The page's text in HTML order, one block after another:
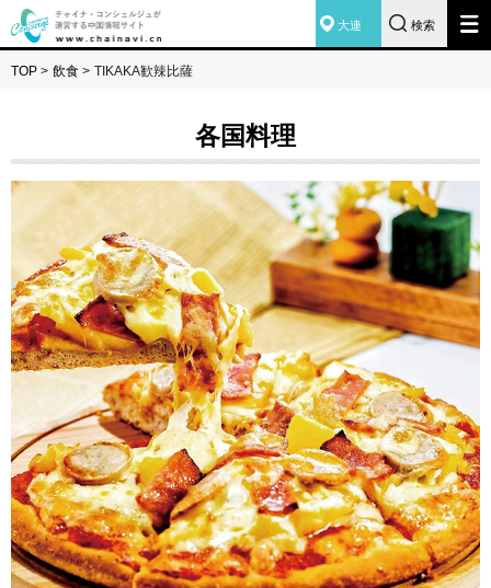
大連 検索
TOP > 飲食 > TIKAKA歓辣比薩
各国料理